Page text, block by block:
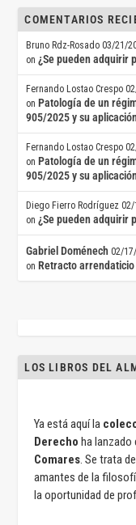
COMENTARIOS
Bruno Rdz-Rosado 03/21/
on¿Se pueden adquirir
Fernando Lostao Crespo
on Patología de un
905/2025 y su
Fernando Lostao Crespo
on Patología de un
905/2025 y su
Diego Fierro Rodríguez
on¿Se pueden adquirir
Gabriel Doménech 02/
on Retracto
LOS LIBROS DEL
Ya está aquí la
Derecho ha lanzado
Comares. Se trata
amantes de la
la oportunidad de